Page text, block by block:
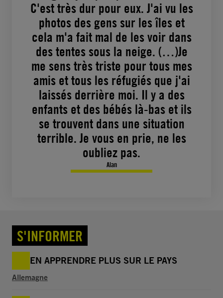
C'est très dur pour eux. J'ai vu les
photos des gens sur les îles et
cela m'a fait mal de les voir dans
des tentes sous la neige. (…)Je
me sens très triste pour tous mes
amis et tous les réfugiés que j'ai
laissés derrière moi. Il y a des
enfants et des bébés là-bas et ils
se trouvent dans une situation
terrible. Je vous en prie, ne les
oubliez pas.
Alan
S'INFORMER
EN APPRENDRE PLUS SUR LE PAYS
Allemagne